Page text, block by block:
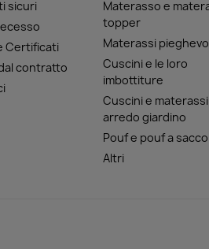
sicuri
Certificati
contratto
Materasso e
topper
Materassi
Cuscini e le loro
imbottiture
Cuscini e
arredo giardino
Pouf e pouf a sacco
Altri